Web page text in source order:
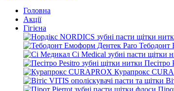
Головна
Акції
Гігієна
Тебодонт
Песітро
Курапрокс